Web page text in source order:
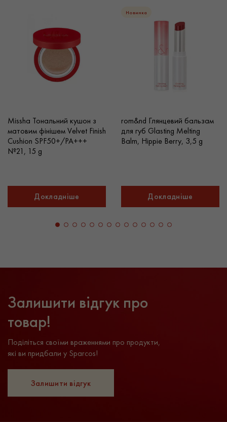
Missha Тональний кушон з
матовим фінішем Velvet Finish
Cushion SPF50+/PA+++
№21, 15 g
Докладніше
Новинка
rom&nd Глянцевий бальзам
для губ Glasting Melting
Balm, Hippie Berry, 3,5 g
Докладніше
Залишити відгук про
товар!
Поділіться своїми враженнями про продукти,
які ви придбали у Sparcos!
Залишити відгук